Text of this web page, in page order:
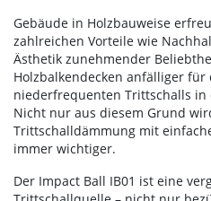
Gebäude in Holzbauweise
zahlreichen Vorteile wie
Ästhetik zunehmender
Holzbalkendecken anfälliger
niederfrequenten Trittschalls in
Nicht nur aus diesem Grund
Trittschalldämmung mit
immer wichtiger.
Der Impact Ball IB01 ist eine